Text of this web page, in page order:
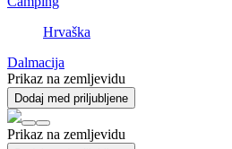
Hrvaška
Dalmacija
Prikaz na zemljevidu
Dodaj med priljubljene
Prikaz na zemljevidu